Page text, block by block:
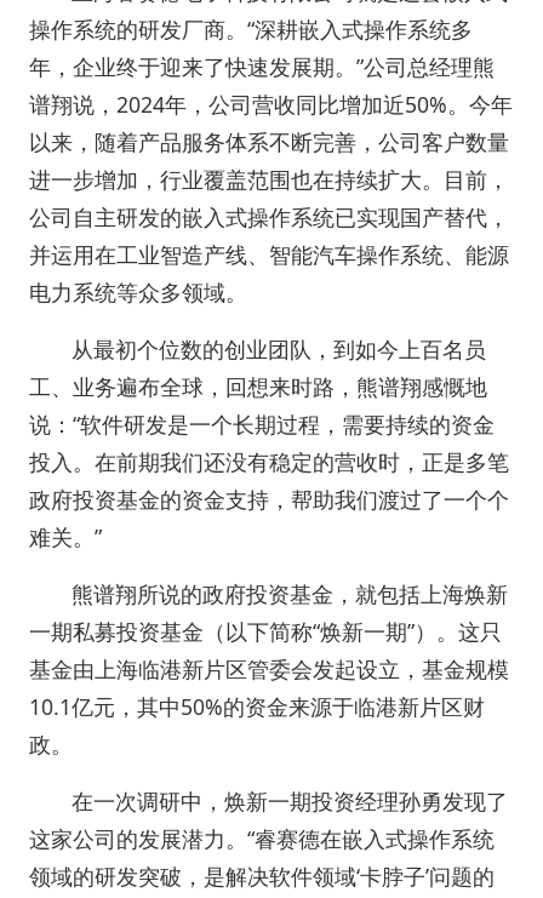
操作系统的研发厂商。“深耕嵌入式操作系统多
年，企业终于迎来了快速发展期。”公司总经理熊
谱翔说，2024年，公司营收同比增加近50%。今年
以来，随着产品服务体系不断完善，公司客户数量
进一步增加，行业覆盖范围也在持续扩大。目前，
公司自主研发的嵌入式操作系统已实现国产替代，
并运用在工业智造产线、智能汽车操作系统、能源
电力系统等众多领域。
从最初个位数的创业团队，到如今上百名员
工、业务遍布全球，回想来时路，熊谱翔感慨地
说：“软件研发是一个长期过程，需要持续的资金
投入。在前期我们还没有稳定的营收时，正是多笔
政府投资基金的资金支持，帮助我们渡过了一个个
难关。”
熊谱翔所说的政府投资基金，就包括上海焕新
一期私募投资基金（以下简称“焕新一期”）。这只
基金由上海临港新片区管委会发起设立，基金规模
10.1亿元，其中50%的资金来源于临港新片区财
政。
在一次调研中，焕新一期投资经理孙勇发现了
这家公司的发展潜力。“睿赛德在嵌入式操作系统
领域的研发突破，是解决软件领域‘卡脖子’问题的